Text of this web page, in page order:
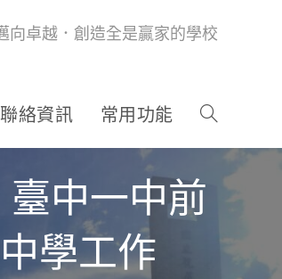
向卓越．創造全是贏家的學校
聯絡資訊 常用功能
中一中前
學工作